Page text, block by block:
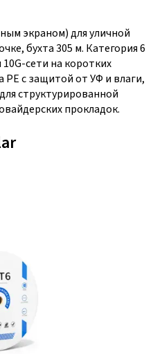
экраном) для уличной
бухта 305 м. Категория 6
сети на коротких
PE с защитой от УФ и влаги,
структурированной
прокладок.